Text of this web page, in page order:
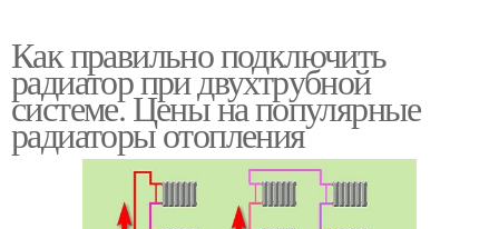
Как правильно подключить
радиатор при двухтрубной
системе. Цены на популярные
радиаторы отопления